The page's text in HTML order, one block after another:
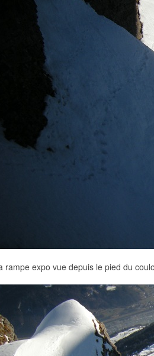
rampe expo vue depuis le pied du